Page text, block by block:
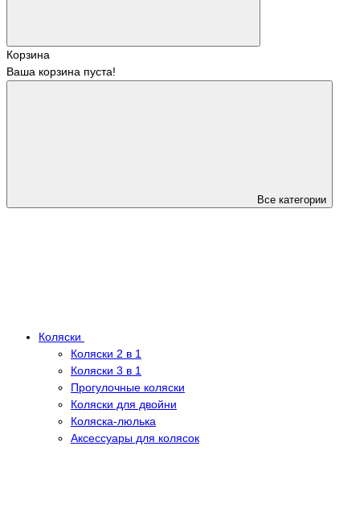
Корзина
Ваша корзина пуста!
Все категории
Коляски
Коляски 2 в 1
Коляски 3 в 1
Прогулочные коляски
Коляски для двойни
Коляска-люлька
Аксессуары для колясок